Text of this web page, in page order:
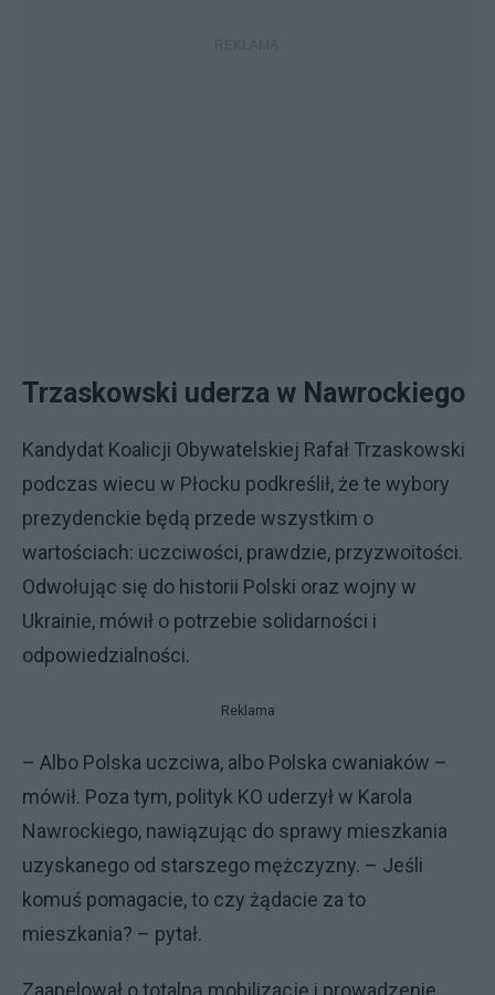
Trzaskowski uderza w Nawrockiego
Kandydat Koalicji Obywatelskiej Rafał Trzaskowski
podczas wiecu w Płocku podkreślił, że te wybory
prezydenckie będą przede wszystkim o
wartościach: uczciwości, prawdzie, przyzwoitości.
Odwołując się do historii Polski oraz wojny w
Ukrainie, mówił o potrzebie solidarności i
odpowiedzialności.
Reklama
– Albo Polska uczciwa, albo Polska cwaniaków –
mówił. Poza tym, polityk KO uderzył w Karola
Nawrockiego, nawiązując do sprawy mieszkania
uzyskanego od starszego mężczyzny. – Jeśli
komuś pomagacie, to czy żądacie za to
mieszkania? – pytał.
Zaapelował o totalną mobilizację i prowadzenie